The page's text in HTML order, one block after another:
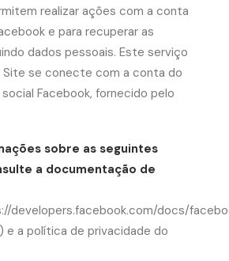
realizar ações com a conta
e para recuperar as
dados pessoais. Este serviço
se conecte com a conta do
Facebook, fornecido pelo
sobre as seguintes
a documentação de
developers.facebook.com/docs/
e a política de privacidade do